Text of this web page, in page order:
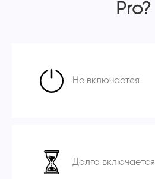
Pro?
Не включается
Долго включается